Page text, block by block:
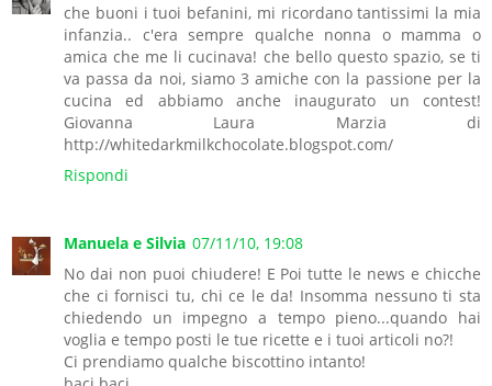
che buoni i tuoi befanini, mi ricordano tantissimi la mia
infanzia.. c'era sempre qualche nonna o mamma o
amica che me li cucinava! che bello questo spazio, se ti
va passa da noi, siamo 3 amiche con la passione per la
cucina ed abbiamo anche inaugurato un contest!
Giovanna Laura Marzia di
http://whitedarkmilkchocolate.blogspot.com/
Rispondi
Manuela e Silvia 07/11/10, 19:08
No dai non puoi chiudere! E Poi tutte le news e chicche
che ci fornisci tu, chi ce le da! Insomma nessuno ti sta
chiedendo un impegno a tempo pieno...quando hai
voglia e tempo posti le tue ricette e i tuoi articoli no?!
Ci prendiamo qualche biscottino intanto!